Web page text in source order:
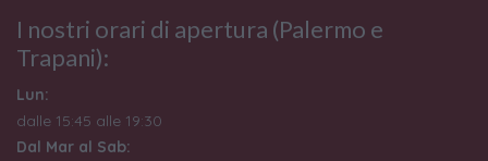
I nostri orari di apertura (Palermo e
Trapani):
Lun:
dalle 15:45 alle 19:30
Dal Mar al Sab: